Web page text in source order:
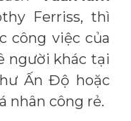
Ferriss, thì
công việc của
người khác tại
Ấn Độ hoặc
nhân công rẻ.